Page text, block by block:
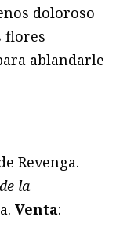
doloroso
flores
ablandarle
Revenga.
la
Venta: